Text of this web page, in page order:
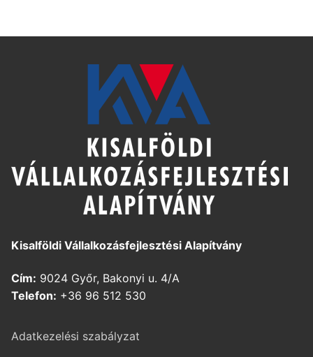
Kisalföldi Vállalkozásfejlesztési Alapítvány
Cím: 9024 Győr, Bakonyi u. 4/A
Telefon: +36 96 512 530
Adatkezelési szabályzat